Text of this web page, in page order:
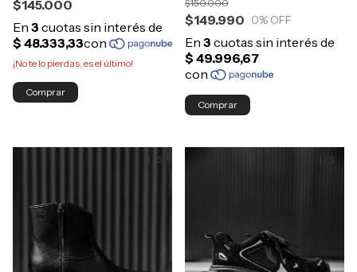
$145.000
¡No te lo pierdas, es el último!
Comprar
$149.990
$150.000
0% OFF
Comprar
1 5 / 5